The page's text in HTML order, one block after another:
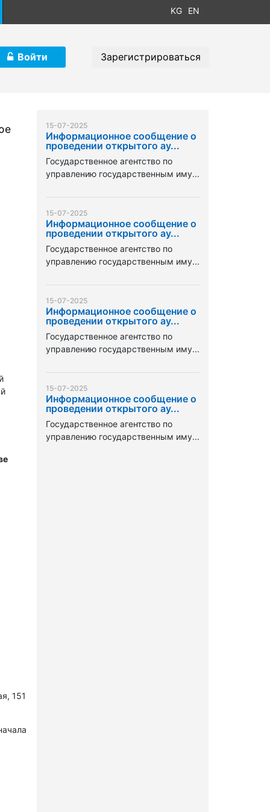
KG EN
Войти Зарегистрироваться
151
15-07-2025
Информационное сообщение о
проведении открытого ау...
Государственное агентство по
управлению государственным иму...
15-07-2025
Информационное сообщение о
проведении открытого ау...
Государственное агентство по
управлению государственным иму...
15-07-2025
Информационное сообщение о
проведении открытого ау...
Государственное агентство по
управлению государственным иму...
15-07-2025
Информационное сообщение о
проведении открытого ау...
Государственное агентство по
управлению государственным иму...